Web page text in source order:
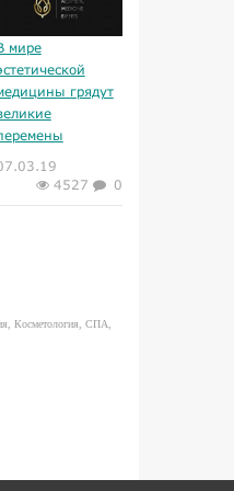
мире
грядут
4527
0
Косметология, СПА,